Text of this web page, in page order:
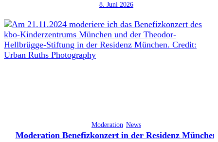
8. Juni 2026
Moderation News
Moderation Benefizkonzert in der Residenz München